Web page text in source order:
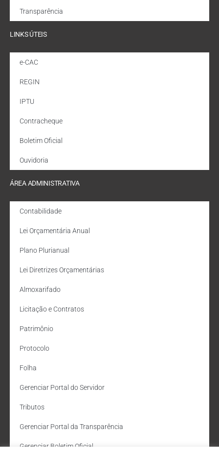
Transparência
LINKS ÚTEIS
e-CAC
REGIN
IPTU
Contracheque
Boletim Oficial
Ouvidoria
ÁREA ADMINISTRATIVA
Contabilidade
Lei Orçamentária Anual
Plano Plurianual
Lei Diretrizes Orçamentárias
Almoxarifado
Licitação e Contratos
Patrimônio
Protocolo
Folha
Gerenciar Portal do Servidor
Tributos
Gerenciar Portal da Transparência
Gerenciar Boletim Oficial